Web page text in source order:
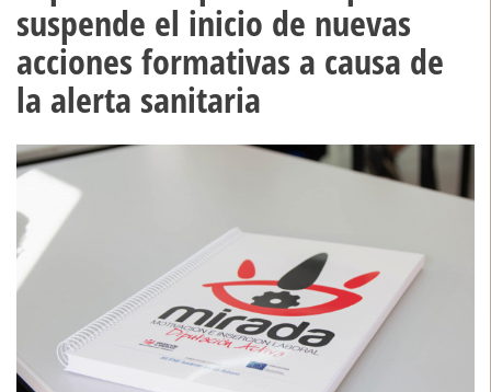
suspende el inicio de nuevas
acciones formativas a causa de
la alerta sanitaria